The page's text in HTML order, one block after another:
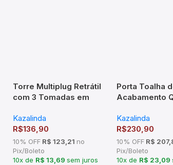
Torre Multiplug Retrátil
com 3 Tomadas em
Kazalinda
R$136,90
10% OFF R$ 123,21 no
Pix/Boleto
10x de R$ 13,69 sem juros
Porta Toalha
Acabamento
Kazalinda
R$230,90
10% OFF R$
Pix/Boleto
10x de R$ 23,09